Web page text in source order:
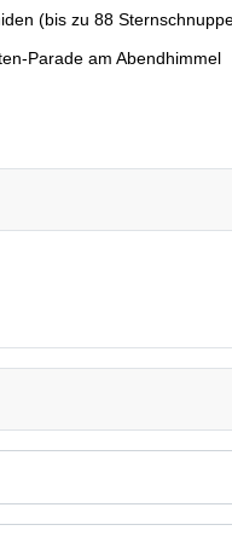
(bis zu 88
Parade am Abendhimmel
Vogelsberg stellt sich vor